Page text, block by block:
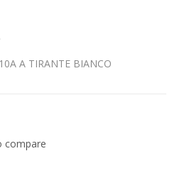
A TIRANTE BIANCO
compare